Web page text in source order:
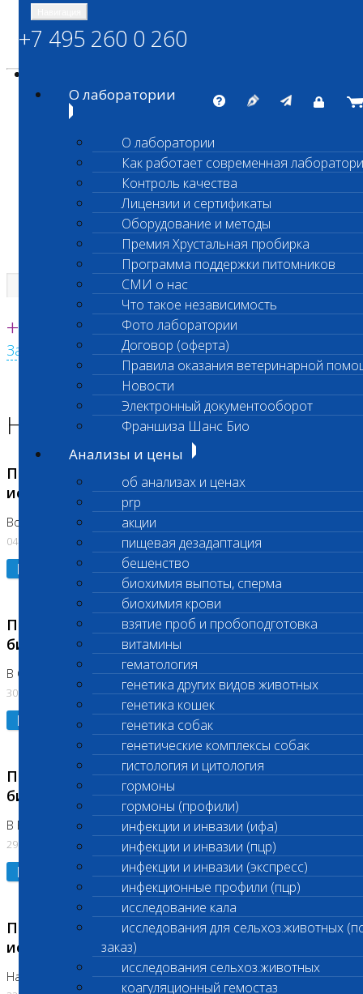
ШАНС БИО
Независимая ветеринарная лаборатория
Единая круглосуточная справочная
+7 495 260 0 260
Заказать звонок с сайта
+7 495 260 0 260
О лаборатории
О лаборатории
Как работает современная
Контроль качества
Лицензии и сертификаты
Оборудование и методы
Премия Хрустальная пробирка
Программа поддержки питомников
СМИ о нас
Что такое независимость
Фото лаборатории
Договор (оферта)
Правила оказания ветеринарной
Новости
Электронный документооборот
Франшиза Шанс Био
Анализы и цены
об анализах и ценах
prp
акции
пищевая дезадаптация
бешенство
биохимия выпоты, сперма
биохимия крови
взятие проб и пробоподготовка
витамины
гематология
генетика других видов животных
генетика кошек
генетика собак
генетические комплексы собак
гистология и цитология
гормоны
гормоны (профили)
инфекции и инвазии (ифа)
инфекции и инвазии (пцр)
инфекции и инвазии (экспресс)
инфекционные профили (пцр)
исследование кала
исследования для сельхоз.животных
заказ)
исследования сельхоз.животных
коагуляционный гемостаз
Главная страница
Новости лаборатории
Приостановка срочных биохимических
исследований
Во Владыкино
04.08.2026
Подробнее
Приостановлено выполнение срочных
биохимических исследований
В Сколково. Код (123,309,310)
30.07.2026
Подробнее
Приостановлено выполнение срочных
биохимических исследований
В Бутово 29.07.26
29.07.2026
Подробнее
Приостановлено выполнение биохимических
исследований
На Нагорной. Код ( 123,310,309)